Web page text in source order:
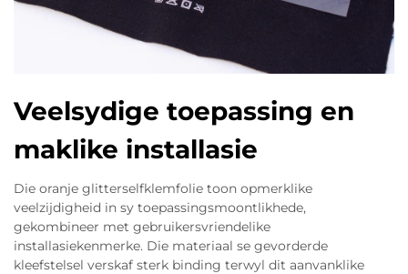
Veelsydige toepassing en
maklike installasie
Die oranje glitterselfklemfolie toon opmerklike
veelzijdigheid in sy toepassingsmoontlikhede,
gekombineer met gebruikersvriendelike
installasiekenmerke. Die materiaal se gevorderde
kleefstelsel verskaf sterk binding terwyl dit aanvanklike